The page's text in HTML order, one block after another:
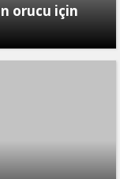
orucu için